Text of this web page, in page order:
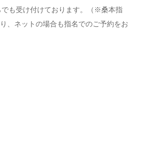
でも受け付けております。（※桑本指
、ネットの場合も指名でのご予約をお